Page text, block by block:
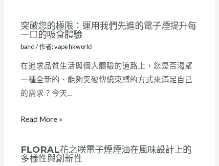
突破您的極限：運用我們先進的電子煙提升每
一口的吸食體驗
band/ 作者:vape hkworld
在追求品質生活與個人體驗的道路上，您是否渴望
一種全新的、能夠突破傳統束縛的方式來滿足自己
的需求？今天...
Read More »
FLORAL花之咲電子煙煙油在風味設計上的
多樣性與創新性